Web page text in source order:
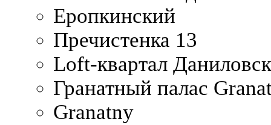
Еропкинский
Пречистенка 13
Loft-квартал
Гранатный палас
Granatny